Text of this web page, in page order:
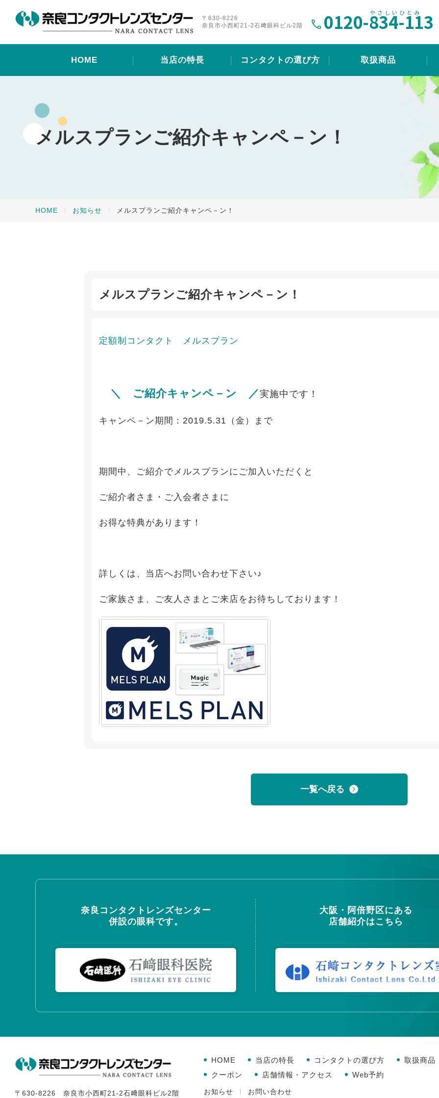
0120-834-113
〒630-8226
奈良市小西町21-2石﨑眼科ビル2階
HOME 当店の特長 コンタクトの選び方 取扱商品
メルスプランご紹介キャンペ－ン！
HOME お知らせ メルスプランご紹介キャンペ－ン！
メルスプランご紹介キャンペ－ン！
定額制コンタクト メルスプラン
＼ ご紹介キャンペ－ン ／実施中です！
キャンペ－ン期間：2019.5.31（金）まで
期間中、ご紹介でメルスプランにご加入いただくと
ご紹介者さま・ご入会者さまに
お得な特典があります！
詳しくは、当店へお問い合わせ下さい♪
ご家族さま、ご友人さまとご来店をお待ちしております！
一覧へ戻る
奈良コンタクトレンズセンター
併設の眼科です。
大阪・阿倍野区にある
店舗紹介はこちら
〒630-8226 奈良市小西町21-2石﨑眼科ビル2階
HOME 当店の特長 コンタクトの選び方
取扱商品
クーポン
店舗情報・アクセス Web予約
お知らせ お問い合わせ